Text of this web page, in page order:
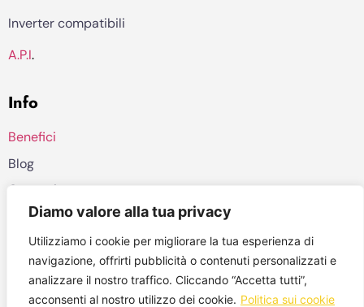
Diamo valore alla tua privacy
Utilizziamo i cookie per migliorare la tua esperienza di
navigazione, offrirti pubblicità o contenuti personalizzati e
analizzare il nostro traffico. Cliccando “Accetta tutti”,
acconsenti al nostro utilizzo dei cookie. Politica sui cookie
Inverter compatibili
A.P.I.
Info
Benefici
Blog
Contatti
Privacy policy
©2026, Veos AI
Contattaci a: info (at) digiwatt.energy